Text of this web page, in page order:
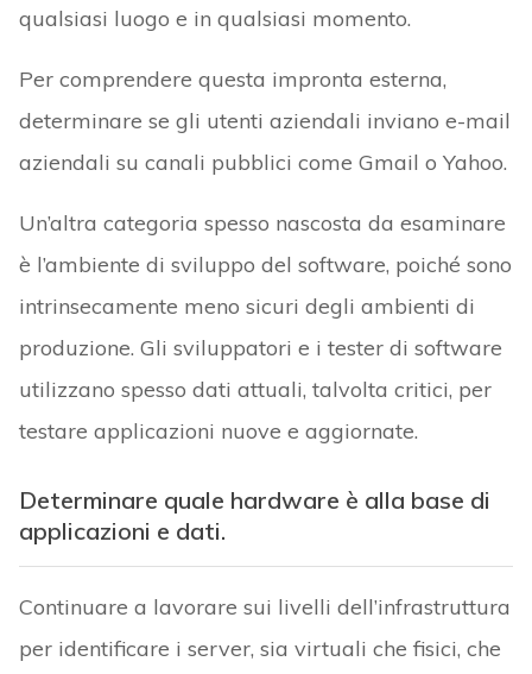
qualsiasi luogo e in qualsiasi momento.
Per comprendere questa impronta esterna,
determinare se gli utenti aziendali inviano e-mail
aziendali su canali pubblici come Gmail o Yahoo.
Un’altra categoria spesso nascosta da esaminare
è l’ambiente di sviluppo del software, poiché sono
intrinsecamente meno sicuri degli ambienti di
produzione. Gli sviluppatori e i tester di software
utilizzano spesso dati attuali, talvolta critici, per
testare applicazioni nuove e aggiornate.
Determinare quale hardware è alla base di
applicazioni e dati.
Continuare a lavorare sui livelli dell’infrastruttura
per identificare i server, sia virtuali che fisici, che